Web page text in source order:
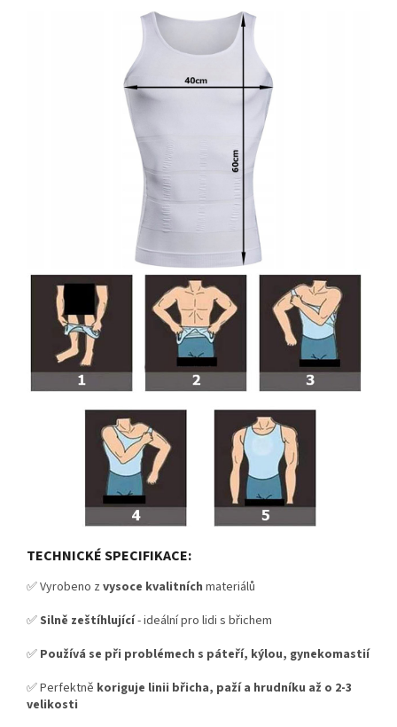
TECHNICKÉ SPECIFIKACE:
✅ Vyrobeno z vysoce kvalitních materiálů
✅Silně zeštíhlující- ideální pro lidi s břichem
✅ Používá se při problémech s páteří, kýlou, gynekomastií
✅ Perfektně koriguje linii břicha, paží a hrudníku až o 2-3
velikosti